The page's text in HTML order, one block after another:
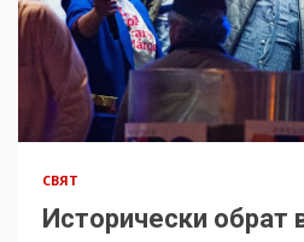
СВЯТ
Исторически обрат